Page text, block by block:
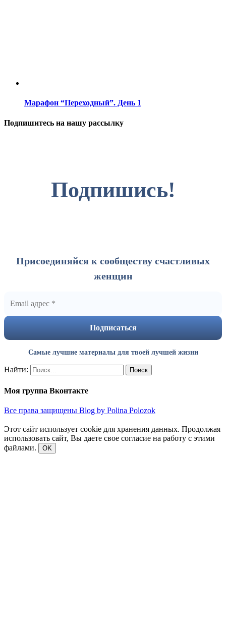
Марафон “Переходный”. День 1
Подпишитесь на нашу рассылку
Подпишись!
Присоединяйся к сообществу счастливых
женщин
Самые лучшие материалы для твоей лучшей жизни
Найти:
Моя группа Вконтакте
Все права защищены Blog by Polina Polozok
Этот сайт использует cookie для хранения данных. Продолжая
использовать сайт, Вы даете свое согласие на работу с этими
файлами.
OK